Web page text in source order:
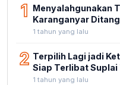
1 Menyalahgunakan
Karanganyar
1 tahun yang lalu
2 Terpilih Lagi jadi
Siap Terlibat Suplai
1 tahun yang lalu